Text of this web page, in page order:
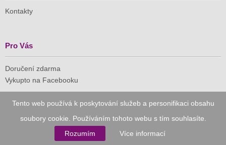
Tento web používá k poskytování služeb a personifikaci obsahu
soubory cookie. Používáním tohoto webu s tím souhlasíte.
Rozumím
Více informací
Kontakty
Pro Vás
Doručení zdarma
Vykupto na Facebooku
Důvěryhodný nákup
Naše společnost je členem Asociace pro elektronickou
komerci (APEK)